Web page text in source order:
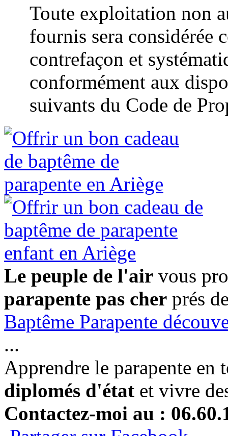
Toute exploitation non
fournis sera considérée
contrefaçon et
conformément aux
suivants du Code de
Le peuple de l'air vous
parapente pas cher prés
Baptême Parapente
...
Apprendre le parapente en
diplomés d'état et vivre
Contactez-moi au :